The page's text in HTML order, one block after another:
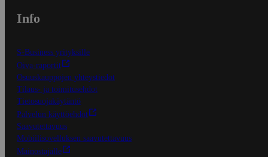
Info
S-Business yrityksille
Oiva-raportit
Osuuskauppojen yhteystiedot
Tilaus- ja toimitusehdot
Tietosuojakäytäntö
Palvelun käyttöehdot
Saavutettavuus
Mobiilisovelluksen saavutettavuus
Mainostajalle